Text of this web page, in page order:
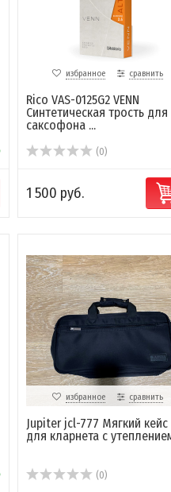
избранное сравнить
Rico VAS-0125G2 VENN
Синтетическая трость для
саксофона ...
(0)
1 500 руб.
избранное сравнить
Jupiter jcl-777 Мягкий кейс
для кларнета с
(0)